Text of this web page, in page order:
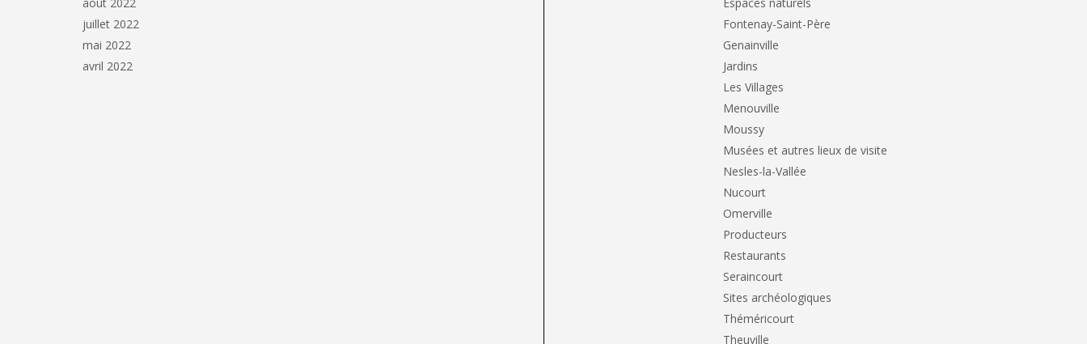
août 2022
juillet 2022
mai 2022
avril 2022
Espaces naturels
Fontenay-Saint-Père
Genainville
Jardins
Les Villages
Menouville
Moussy
Musées et autres lieux de visite
Nesles-la-Vallée
Nucourt
Omerville
Producteurs
Restaurants
Seraincourt
Sites archéologiques
Théméricourt
Theuville